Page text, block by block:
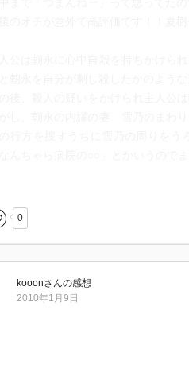
は昔、男で性転換して女になってお
で逃亡している犯人だとわかるの
かけるが、札幌で雪乃が会った相手
0
kooonさんの感想
2010年1月9日